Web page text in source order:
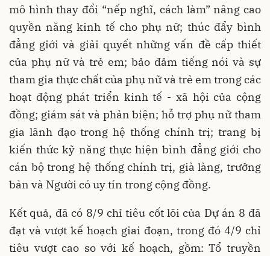
mô hình thay đổi “nếp nghĩ, cách làm” nâng cao
quyền năng kinh tế cho phụ nữ; thúc đẩy bình
đẳng giới và giải quyết những vấn đề cấp thiết
của phụ nữ và trẻ em; bảo đảm tiếng nói và sự
tham gia thực chất của phụ nữ và trẻ em trong các
hoạt động phát triển kinh tế - xã hội của cộng
đồng; giám sát và phản biện; hỗ trợ phụ nữ tham
gia lãnh đạo trong hệ thống chính trị; trang bị
kiến thức kỹ năng thực hiện bình đẳng giới cho
cán bộ trong hệ thống chính trị, già làng, trưởng
bản và Người có uy tín trong cộng đồng.
Kết quả, đã có 8/9 chỉ tiêu cốt lõi của Dự án 8 đã
đạt và vượt kế hoạch giai đoạn, trong đó 4/9 chỉ
tiêu vượt cao so với kế hoạch, gồm: Tổ truyền